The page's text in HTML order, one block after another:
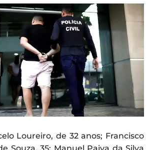
Loureiro, de 32 anos; Francisco